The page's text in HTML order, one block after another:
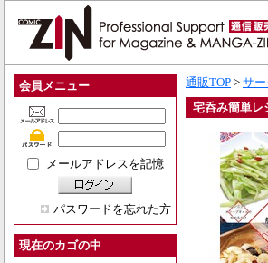
会員メニュー
メールアドレスを記憶
パスワードを忘れた方
現在のカゴの中
通販TOP > サ
宅呑み簡単